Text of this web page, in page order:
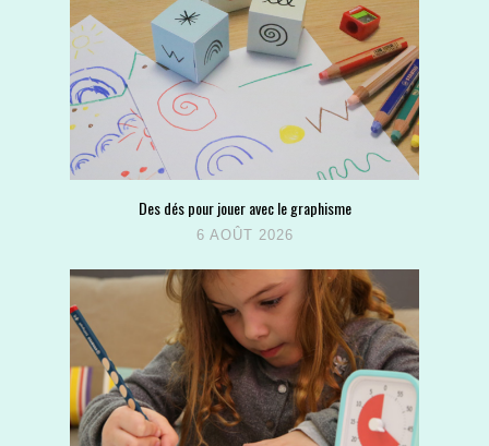
Des dés pour jouer avec le graphisme
6 AOÛT 2026